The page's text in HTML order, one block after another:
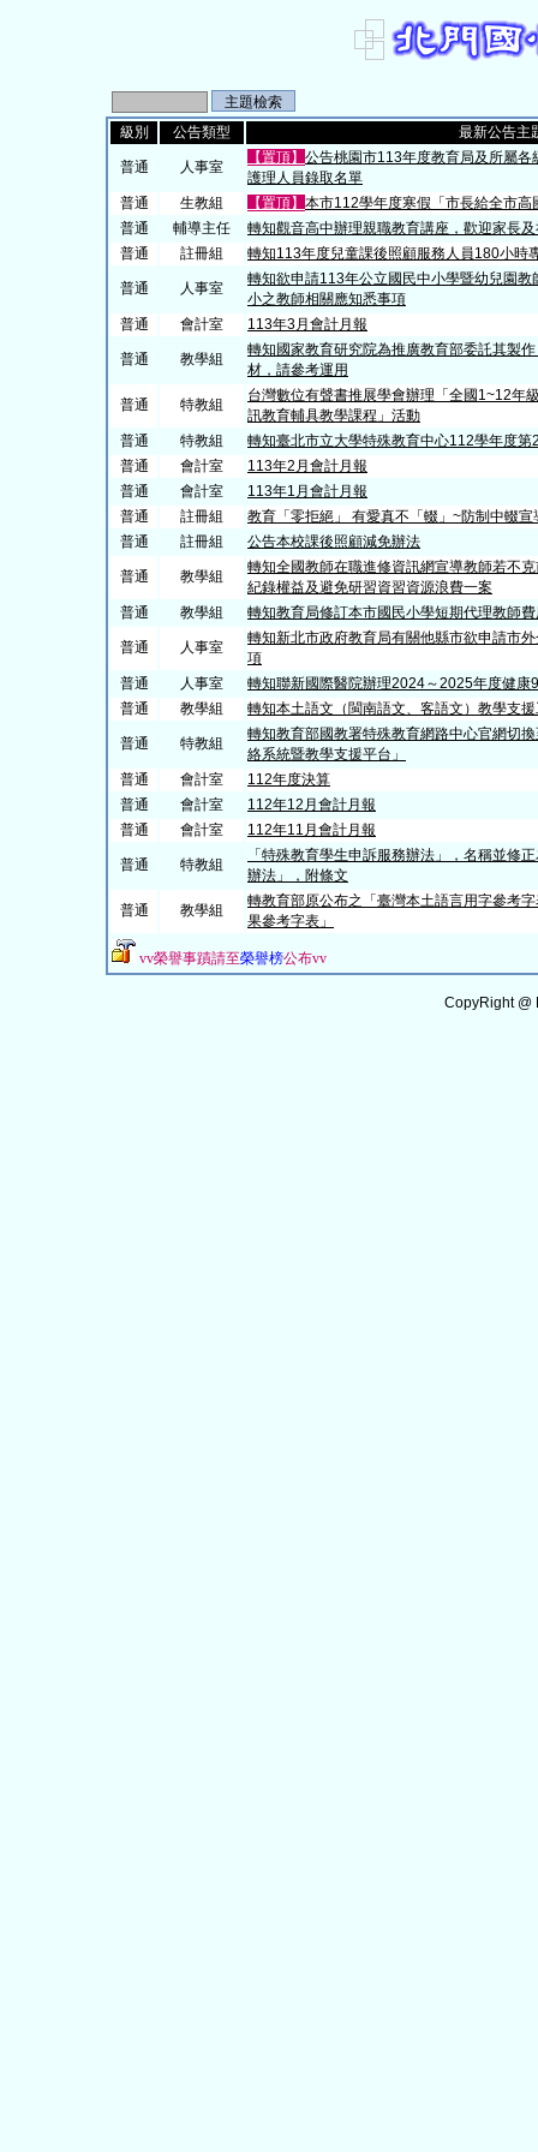
級別 公告類型 最新公告主
普通 人事室
【置頂】 公告桃園市113年度教育局及所屬
護理人員錄取名單
普通
生教組 【置頂】 本市112學年度寒假「市長給全市高
普通
輔導主任
轉知觀音高中辦理親職教育講座，歡迎家長
普通
註冊組 轉知113年度兒童課後照顧服務人員180小時
普通 人事室
轉知欲申請113年公立國民中小學暨幼兒園
小之教師相關應知悉事項
普通
會計室 113年3月會計月報
普通 教學組
轉知國家教育研究院為推廣教育部委託其製
材，請參考運用
普通 特教組
台灣數位有聲書推展學會辦理「全國1~12年
訊教育輔具教學課程」活動
普通
特教組
轉知臺北市立大學特殊教育中心112學年度第
普通
會計室
113年2月會計月報
普通
會計室
113年1月會計月報
普通
註冊組
教育「零拒絕」 有愛真不「輟」~防制中輟宣
普通
註冊組 公告本校課後照顧減免辦法
普通 教學組
轉知全國教師在職進修資訊網宣導教師若不
紀錄權益及避免研習資習資源浪費一案
普通
教學組 轉知教育局修訂本市國民小學短期代理教師
普通 人事室
轉知新北市政府教育局有關他縣市欲申請市
項
普通
人事室
轉知聯新國際醫院辦理2024～2025年度健康
普通
教學組 轉知本土語文（閩南語文、客語文）教學支
普通 特教組
轉知教育部國教署特殊教育網路中心官網切
絡系統暨教學支援平台」
普通
會計室
112年度決算
普通
會計室
112年12月會計月報
普通
會計室 112年11月會計月報
普通 特教組
「特殊教育學生申訴服務辦法」，名稱並修
辦法」，附條文
普通 教學組
轉教育部原公布之「臺灣本土語言用字參考
果參考字表」
vv榮譽事蹟請至榮譽榜公布vv
CopyRight @